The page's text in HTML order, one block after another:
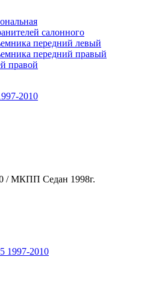
салонного
передний левый
передний правый
правой
2010
/ МКПП Седан 1998г.
1997-2010